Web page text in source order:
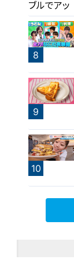
6
7
8
9
10